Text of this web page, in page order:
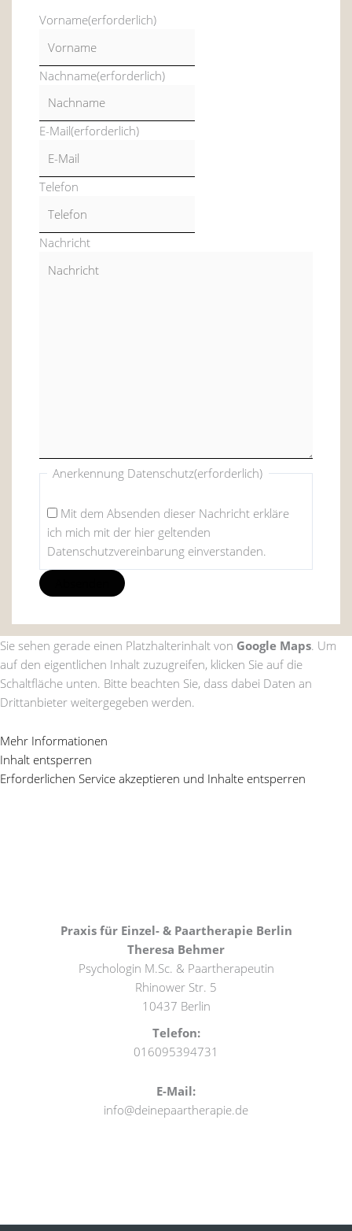
Vorname(erforderlich)
Nachname(erforderlich)
E-Mail(erforderlich)
Telefon
Nachricht
Anerkennung Datenschutz(erforderlich)
Mit dem Absenden dieser Nachricht erkläre
ich mich mit der hier geltenden
Datenschutzvereinbarung einverstanden.
Sie sehen gerade einen Platzhalterinhalt von Google Maps. Um
auf den eigentlichen Inhalt zuzugreifen, klicken Sie auf die
Schaltfläche unten. Bitte beachten Sie, dass dabei Daten an
Drittanbieter weitergegeben werden.
Mehr Informationen
Inhalt entsperren
Erforderlichen Service akzeptieren und Inhalte entsperren
Praxis für Einzel- & Paartherapie Berlin
Theresa Behmer
Psychologin M.Sc. & Paartherapeutin
Rhinower Str. 5
10437 Berlin
Telefon:
016095394731
E-Mail:
info@deinepaartherapie.de